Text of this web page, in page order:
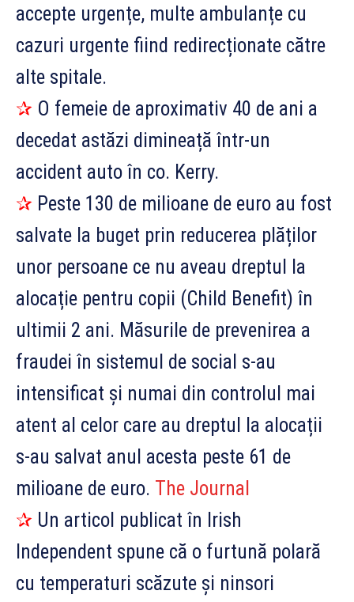
accepte urgențe, multe ambulanțe cu
cazuri urgente fiind redirecționate către
alte spitale.
✰ O femeie de aproximativ 40 de ani a
decedat astăzi dimineață într-un
accident auto în co. Kerry.
✰ Peste 130 de milioane de euro au fost
salvate la buget prin reducerea plăților
unor persoane ce nu aveau dreptul la
alocație pentru copii (Child Benefit) în
ultimii 2 ani. Măsurile de prevenirea a
fraudei în sistemul de social s-au
intensificat și numai din controlul mai
atent al celor care au dreptul la alocații
s-au salvat anul acesta peste 61 de
milioane de euro. The Journal
✰ Un articol publicat în Irish
Independent spune că o furtună polară
cu temperaturi scăzute și ninsori